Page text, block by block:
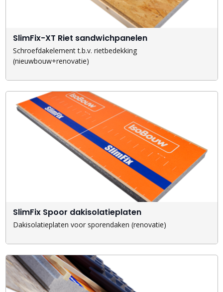
SlimFix-XT Riet sandwichpanelen
Schroefdakelement t.b.v. rietbedekking
(nieuwbouw+renovatie)
SlimFix Spoor dakisolatieplaten
Dakisolatieplaten voor sporendaken (renovatie)